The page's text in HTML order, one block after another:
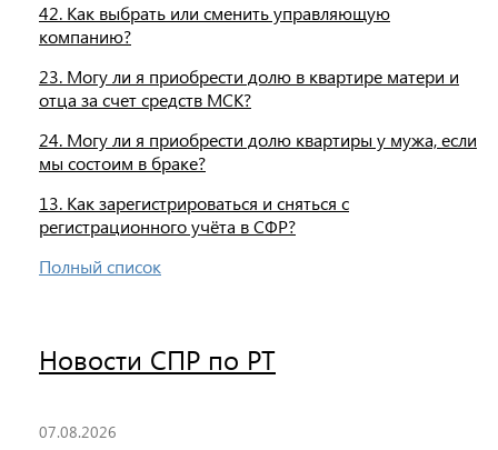
42. Как выбрать или сменить управляющую
компанию?
23. Могу ли я приобрести долю в квартире матери и
отца за счет средств МСК?
24. Могу ли я приобрести долю квартиры у мужа, если
мы состоим в браке?
13. Как зарегистрироваться и сняться с
регистрационного учёта в СФР?
Полный список
Новости СПР по РТ
07.08.2026